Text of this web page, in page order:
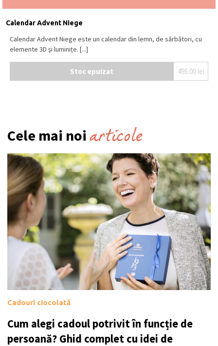
Calendar Advent Niege
Calendar Advent Niege este un calendar din lemn, de sărbători, cu
elemente 3D și luminițe. [...]
Stoc epuizat 495.00 lei
Cele mai noi articole
Cadouri ciocolată
Cum alegi cadoul potrivit în funcție de
persoană? Ghid complet cu idei de